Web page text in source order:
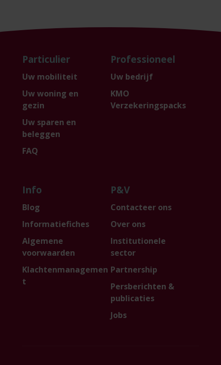
Particulier
Uw mobiliteit
Uw woning en
gezin
Uw sparen en
beleggen
FAQ
Professioneel
Uw bedrijf
KMO
Verzekeringspacks
Info
Blog
Informatiefiches
Algemene
voorwaarden
Klachtenmanagemen
t
P&V
Contacteer ons
Over ons
Institutionele
sector
Partnership
Persberichten &
publicaties
Jobs